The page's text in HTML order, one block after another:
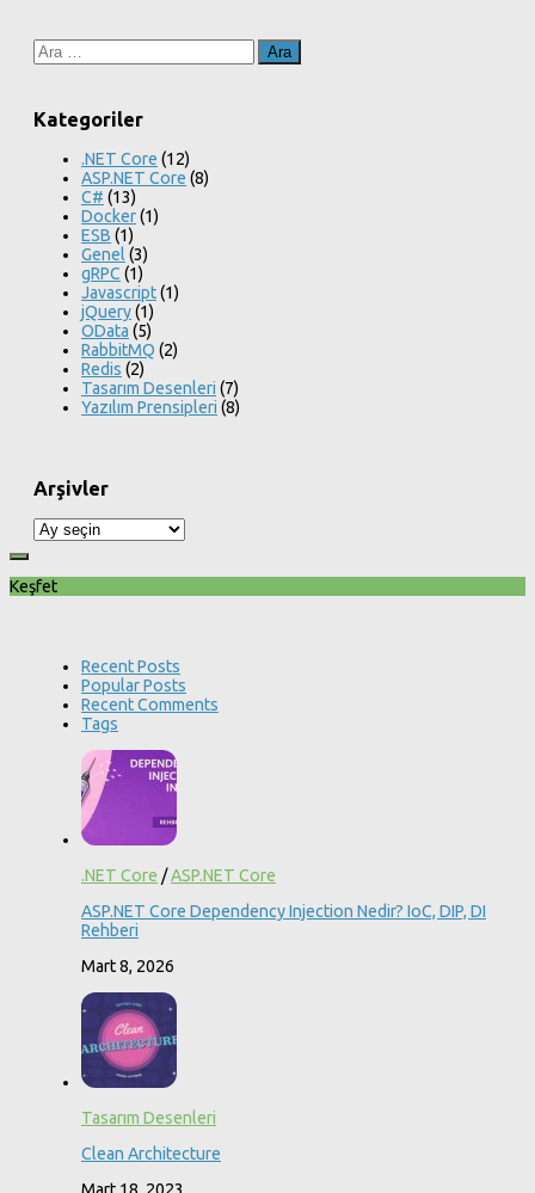
Arama:
Kategoriler
.NET Core (12)
ASP.NET Core (8)
C# (13)
Docker(1)
ESB (1)
Genel (3)
gRPC (1)
Javascript(1)
jQuery(1)
OData (5)
RabbitMQ (2)
Redis (2)
Tasarım Desenleri (7)
Yazılım Prensipleri (8)
Arşivler
Arşivler
Keşfet
Recent Posts
Popular Posts
Recent Comments
Tags
.NET Core /ASP.NET Core
ASP.NET Core Dependency Injection Nedir? IoC, DIP, DI
Rehberi
Mart 8, 2026
Tasarım Desenleri
Clean Architecture